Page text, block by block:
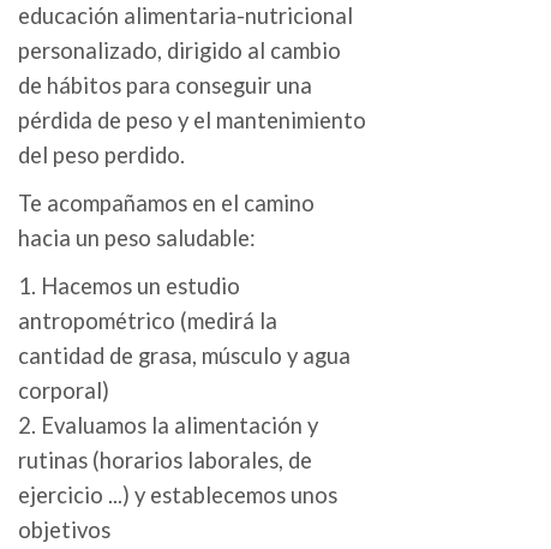
educación alimentaria-nutricional
personalizado, dirigido al cambio
de hábitos para conseguir una
pérdida de peso y el mantenimiento
del peso perdido.
Te acompañamos en el camino
hacia un peso saludable:
1. Hacemos un estudio
antropométrico (medirá la
cantidad de grasa, músculo y agua
corporal)
2. Evaluamos la alimentación y
rutinas (horarios laborales, de
ejercicio ...) y establecemos unos
objetivos